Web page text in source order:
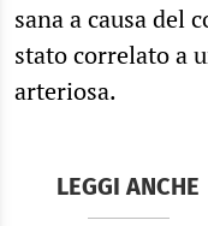
sana a causa del
stato correlato a
arteriosa.
LEGGI ANCHE